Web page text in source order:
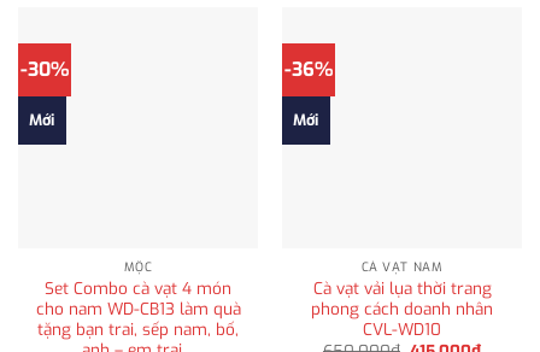
-30%
Mới
MỘC
Set Combo cà vạt 4 món
cho nam WD-CB13 làm quà
tặng bạn trai, sếp nam, bố,
-36%
Mới
CÀ VẠT NAM
Cà vạt vải lụa thời trang
phong cách doanh nhân
CVL-WD10